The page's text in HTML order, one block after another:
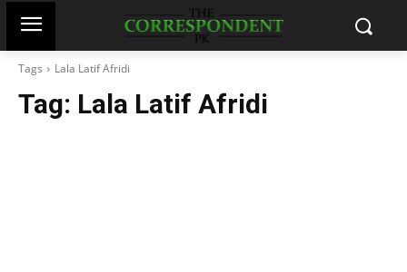
Tags Lala Latif Afridi
Tag: Lala Latif Afridi